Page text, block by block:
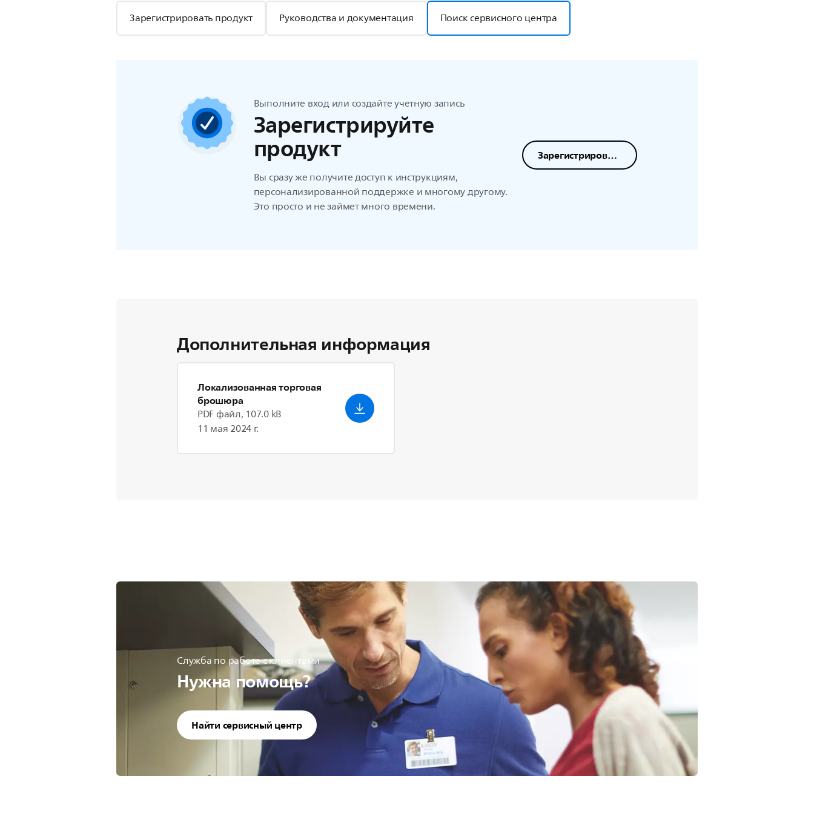
Зарегистрировать продукт Руководства и документация Поиск сервисного центра
Выполните вход или создайте учетную запись
Зарегистрируйте
продукт
Вы сразу же получите доступ к инструкциям,
персонализированной поддержке и многому другому.
Это просто и не займет много времени.
Зарегистрировать
Дополнительная информация
Локализованная торговая
брошюра
PDF файл, 107.0 kB
11 мая 2024 г.
Служба по работе с клиентами
Нужна помощь?
Найти сервисный центр